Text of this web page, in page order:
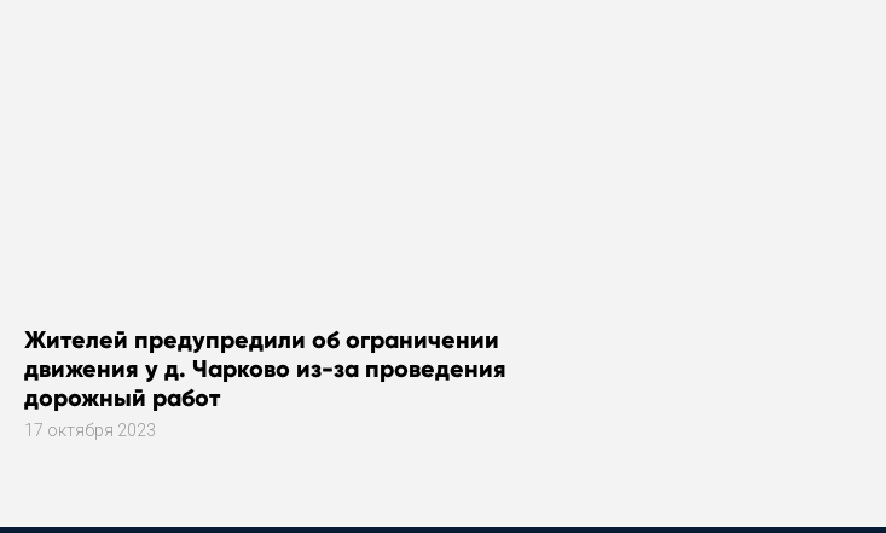
Жителей предупредили об ограничении
движения у д. Чарково из-за проведения
дорожный работ
17 октября 2023